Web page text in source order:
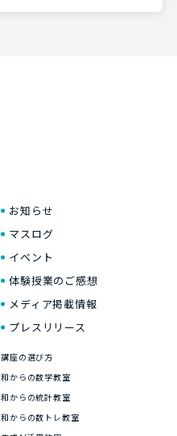
お知らせ
マスログ
イベント
体験授業のご感想
メディア掲載情報
プレスリリース
講座の選び方
和からの数学教室
和からの統計教室
和からの数トレ教室